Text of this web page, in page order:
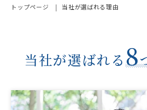
トップページ 当社が選ばれる理由
当社が選ばれる8